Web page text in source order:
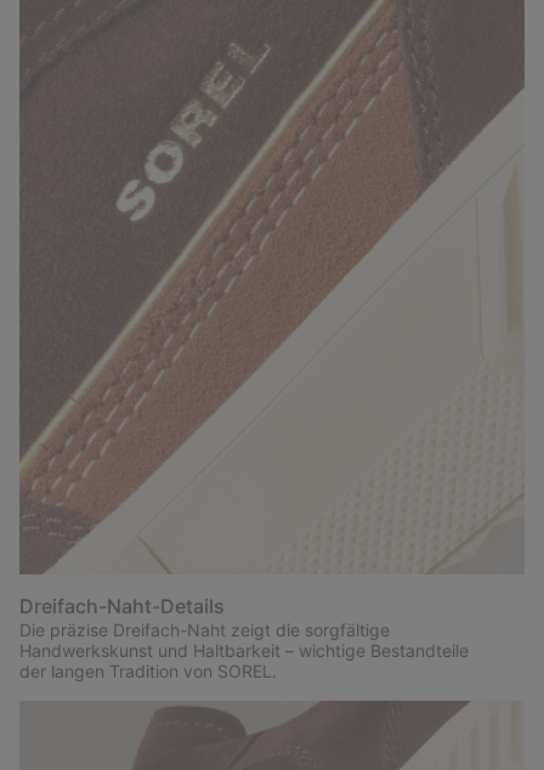
Dreifach-Naht-Details
Die präzise Dreifach-Naht zeigt die sorgfältige
Handwerkskunst und Haltbarkeit – wichtige Bestandteile
der langen Tradition von SOREL.